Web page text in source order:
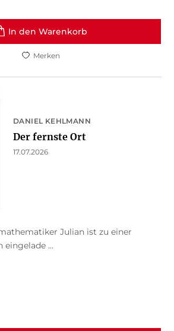
In den Warenkorb
Merken
DANIEL KEHLMANN
Der fernste Ort
17.07.2026
Julian ist zu einer
eingelade ...